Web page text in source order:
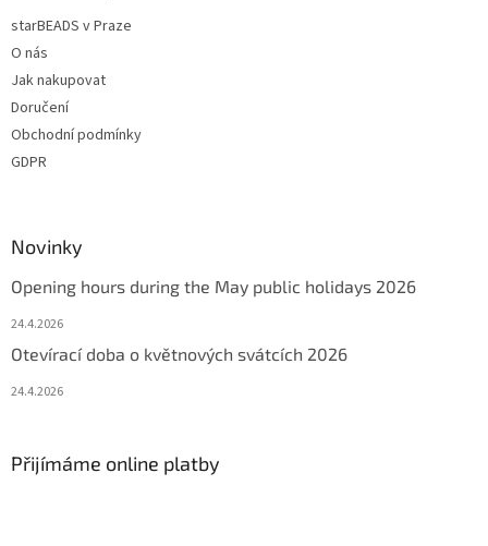
starBEADS v Praze
O nás
Jak nakupovat
Doručení
Obchodní podmínky
GDPR
Novinky
Opening hours during the May public holidays 2026
24.4.2026
Otevírací doba o květnových svátcích 2026
24.4.2026
Přijímáme online platby